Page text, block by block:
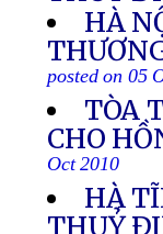
HÀ
posted on 05
TÒA
CHO
Oct 2010
HÀ
THUỶ